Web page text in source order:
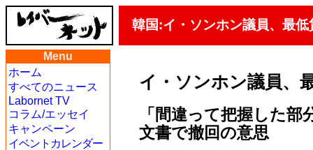
韓国:イ・ソンホン議員、最
Menu
ホーム
すべてのニュース
Labornet TV
コラム/エッセイ
キャンペーン
イベントカレンダー
イ・ソンホン議員、
「間違って把握した
文書で撤回の意思